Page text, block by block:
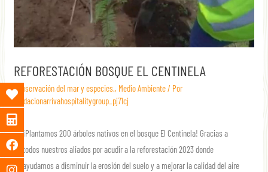
REFORESTACIÓN BOSQUE EL CENTINELA
Conservación del mar y especies., Medio Ambiente/ Por
fundacionarrivahospitalitygroup_pj71cj
¡Plantamos 200 árboles nativos en el bosque El Centinela! Gracias a
todos nuestros aliados por acudir a la reforestación 2023 donde
ayudamos a disminuir la erosión del suelo y a mejorar la calidad del aire